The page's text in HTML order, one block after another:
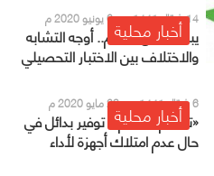
أخبار محلية14 شوّال 1441 هـ - 6 يونيو 2020 م
يبدأ الاثنين القادم.. أوجه التشابه
والاختلاف بين الاختبار التحصيلي
أخبار محلية 6 شوّال 1441 هـ - 29 مايو 2020 م
«تقويم التعليم»: توفير بدائل في
حال عدم امتلاك أجهزة لأداء
الاختبار التحصيلي عن بعد